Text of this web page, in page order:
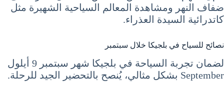
ضفاف النهر ومشاهدة المعالم السياحية الشهيرة مثل
كاتدرائية السيدة العذراء.
نصائح للسياح في بلجيكا خلال سبتمبر
لضمان تجربة السياحة في بلجيكا شهر سبتمبر 9 أيلول
September بشكل مثالي، يُنصح بالتحضير الجيد للرحلة.